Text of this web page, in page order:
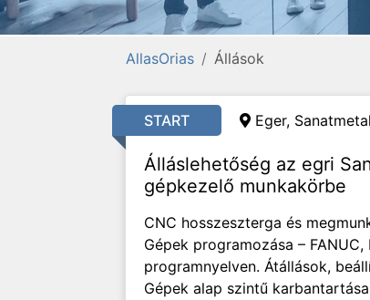
AllasOrias Állások
START Eger,
Álláslehetőség az egri
gépkezelő munkakörbe
CNC hosszeszterga és
Gépek programozása –
programnyelven. Átállások,
Gépek alap szintű